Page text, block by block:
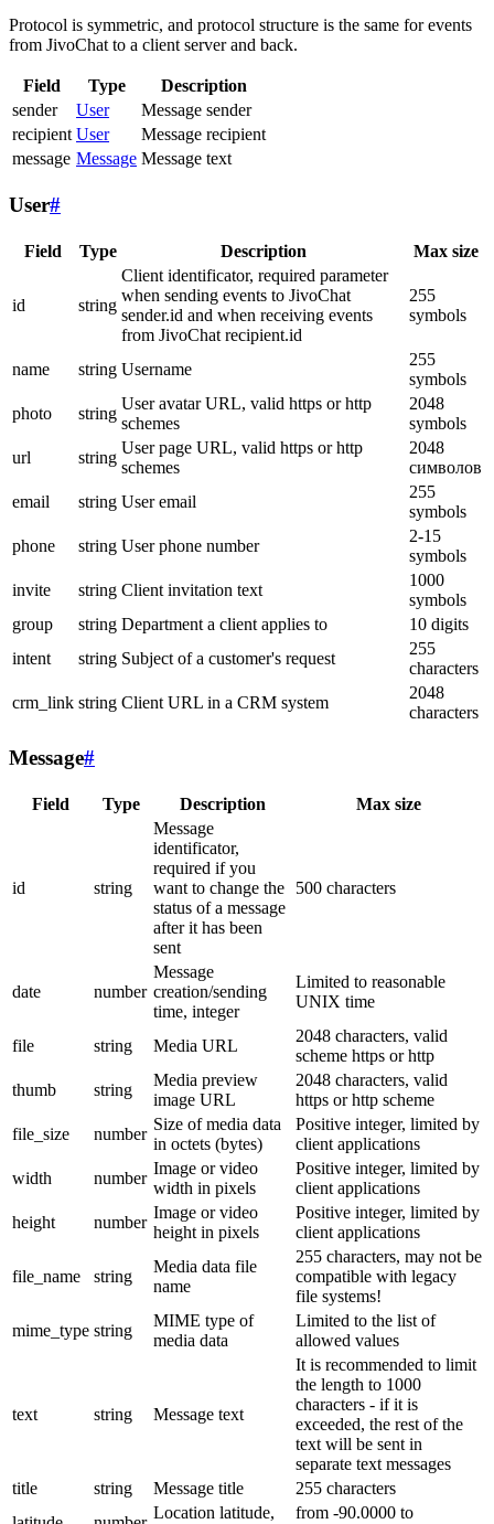
Protocol is symmetric, and protocol structure is the same for events
from JivoChat to a client server and back.
Field Type
Description
sender
User
Message sender
recipient User
Message recipient
message Message Message text
User#
Field Type Description Max size
id string
Client identificator, required parameter
when sending events to JivoChat
sender.id and when receiving events
from JivoChat recipient.id
255
symbols
name string Username
255
symbols
photo
string
User avatar URL, valid https or http
schemes
2048
symbols
url
string
User page URL, valid https or http
schemes
2048
символов
email
string User email
255
symbols
phone
string User phone number
2-15
symbols
invite
string Client invitation text
1000
symbols
group
string Department a client applies to
10 digits
intent
string Subject of a customer's request
255
characters
crm_link string Client URL in a CRM system
2048
characters
Message#
Field Type Description Max size
id string
Message
identificator,
required if you
want to change the
status of a message
after it has been
sent
500 characters
date number
Message
creation/sending
time, integer
Limited to reasonable
UNIX time
file string Media URL
2048 characters, valid
scheme https or http
thumb
string
Media preview
image URL
2048 characters, valid
https or http scheme
file_size
number
Size of media data
in octets (bytes)
Positive integer, limited by
client applications
width
number
Image or video
width in pixels
Positive integer, limited by
client applications
height
number
Image or video
height in pixels
Positive integer, limited by
client applications
file_name string
Media data file
name
255 characters, may not be
compatible with legacy
file systems!
mime_type string
MIME type of
media data
Limited to the list of
allowed values
text string Message text
It is recommended to limit
the length to 1000
characters - if it is
exceeded, the rest of the
text will be sent in
separate text messages
title
string Message title
255 characters
Location latitude,
from -90.0000 to